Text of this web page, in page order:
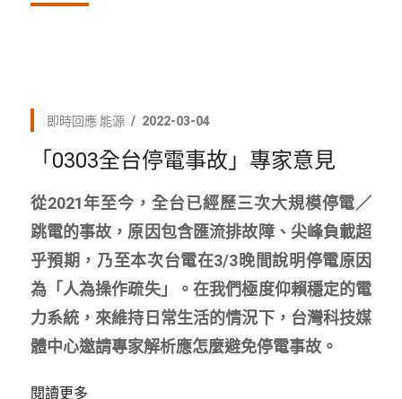
即時回應 能源 2022-03-04
「0303全台停電事故」專家意見
從2021年至今，全台已經歷三次大規模停電／
跳電的事故，原因包含匯流排故障、尖峰負載超
乎預期，乃至本次台電在3/3晚間說明停電原因
為「人為操作疏失」。在我們極度仰賴穩定的電
力系統，來維持日常生活的情況下，台灣科技媒
體中心邀請專家解析應怎麼避免停電事故。
閱讀更多